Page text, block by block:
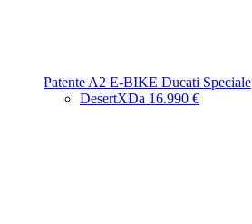
Patente A2 E-BIKE Ducati Speciale
DesertXDa 16.990 €